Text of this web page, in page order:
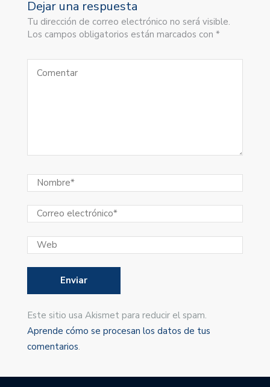
Dejar una respuesta
Tu dirección de correo electrónico no será visible.
Los campos obligatorios están marcados con *
Este sitio usa Akismet para reducir el spam.
Aprende cómo se procesan los datos de tus
comentarios.